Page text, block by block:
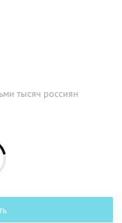
тысяч россиян